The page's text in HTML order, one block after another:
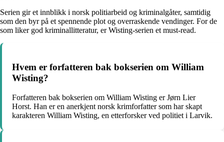
Serien gir et innblikk i norsk politiarbeid og kriminalgåter, samtidig
som den byr på et spennende plot og overraskende vendinger. For de
som liker god kriminallitteratur, er Wisting-serien et must-read.
Hvem er forfatteren bak bokserien om William
Wisting?
Forfatteren bak bokserien om William Wisting er Jørn Lier
Horst. Han er en anerkjent norsk krimforfatter som har skapt
karakteren William Wisting, en etterforsker ved politiet i Larvik.